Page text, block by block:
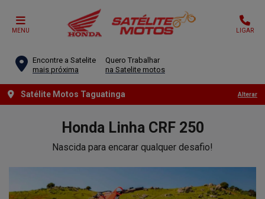
MENU LIGAR
Encontre a Satelite
mais próxima
Quero Trabalhar
na Satelite motos
Satélite Motos Taguatinga Alterar
HondaLinha CRF 250
Nascida para encarar qualquer desafio!